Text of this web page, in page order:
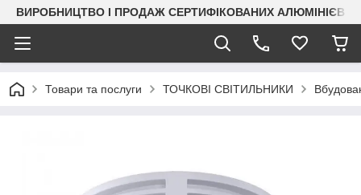
ВИРОБНИЦТВО І ПРОДАЖ СЕРТИФІКОВАНИХ
Товари та послуги ТОЧКОВІ СВІТИЛЬНИКИ